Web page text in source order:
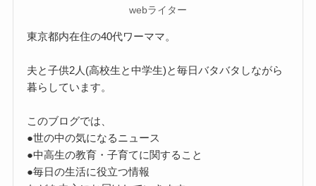
webライター
東京都内在住の40代ワーママ。
夫と子供2人(高校生と中学生)と毎日バタバタしながら
暮らしています。
このブログでは、
●世の中の気になるニュース
●中高生の教育・子育てに関すること
●毎日の生活に役立つ情報